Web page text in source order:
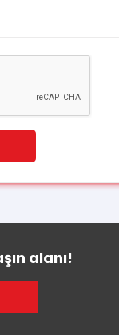
alanı!